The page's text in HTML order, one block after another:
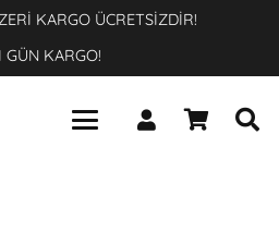
KARGO ÜCRETSİZDİR!
GÜN KARGO!